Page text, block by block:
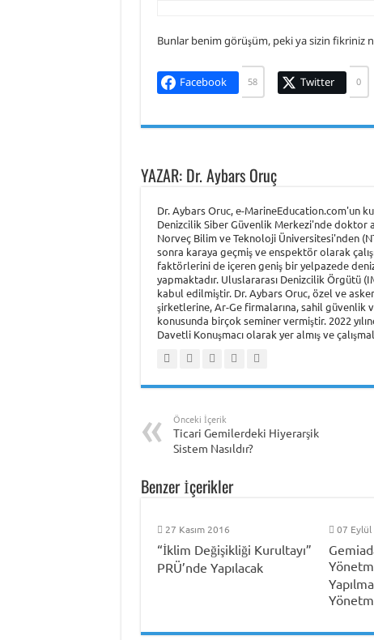
Bunlar benim görüşüm, peki ya sizin fikriniz
Facebook 58 Twitter 0
YAZAR: Dr. Aybars Oruç
Dr. Aybars Oruc, e-MarineEducation.com'un
Denizcilik Siber Güvenlik Merkezi'nde doktor
Norveç Bilim ve Teknoloji Üniversitesi'nden
sonra karaya geçmiş ve enspektör olarak
faktörlerini de içeren geniş bir yelpazede
yapmaktadır. Uluslararası Denizcilik Örgütü
kabul edilmiştir. Dr. Aybars Oruc, özel ve
şirketlerine, Ar-Ge firmalarına, sahil
konusunda birçok seminer vermiştir. 2022
Davetli Konuşmacı olarak yer almış ve
Önceki İçerik
Ticari Gemilerdeki Hiyerarşik
Sistem Nasıldır?
Benzer İçerikler
27 Kasım 2016
“İklim Değişikliği Kurultayı”
PRÜ’nde Yapılacak
07 Eylül